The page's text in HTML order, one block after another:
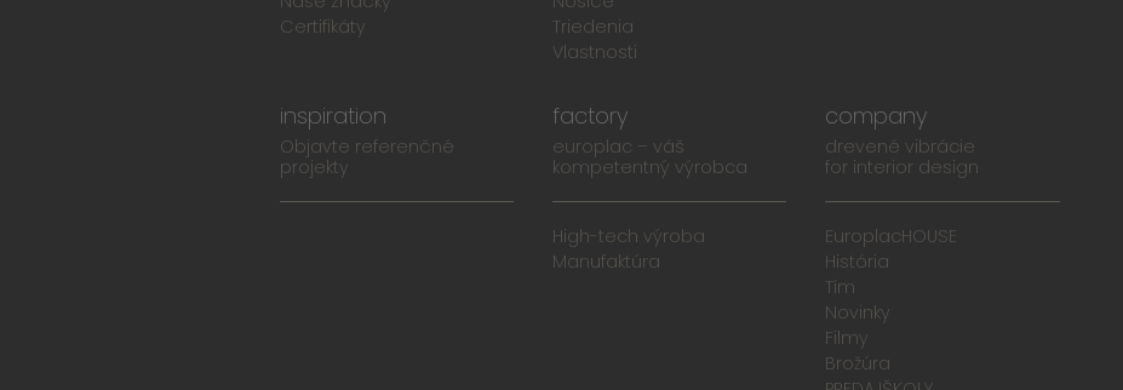
Certifikáty
Triedenia
Vlastnosti
inspiration
Objavte referenčné
projekty
factory
europlac – váš
kompetentný výrobca
High-tech výroba
Manufaktúra
company
drevené vibrácie
for interior design
EuroplacHOUSE
História
Tím
Novinky
Filmy
Brožúra